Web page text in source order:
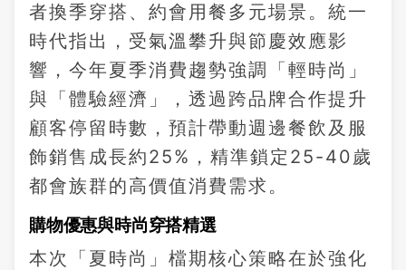
者換季穿搭、約會用餐多元場景。統一
時代指出，受氣溫攀升與節慶效應影
響，今年夏季消費趨勢強調「輕時尚」
與「體驗經濟」，透過跨品牌合作提升
顧客停留時數，預計帶動週邊餐飲及服
飾銷售成長約25%，精準鎖定25-40歲
都會族群的高價值消費需求。
購物優惠與時尚穿搭精選
本次「夏時尚」檔期核心策略在於強化